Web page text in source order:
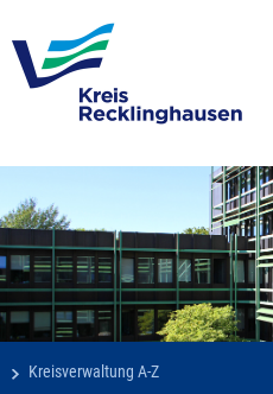
Kreisverwaltung A-Z